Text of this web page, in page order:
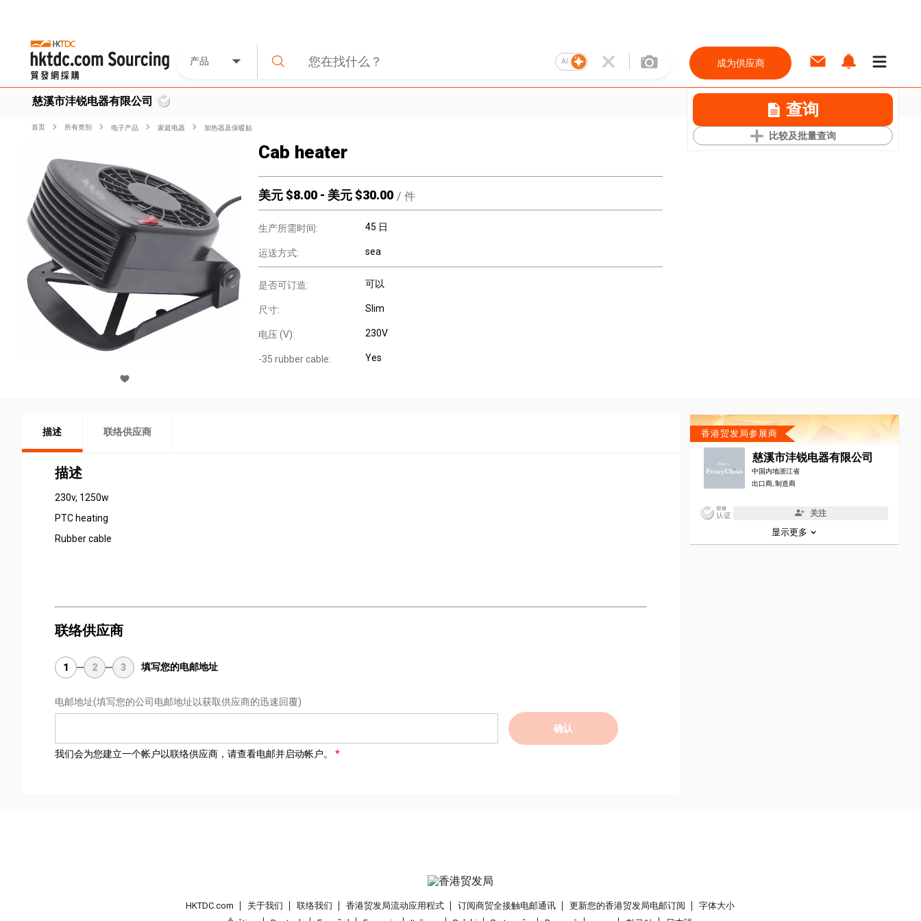
产品 AI 成为供应商
慈溪市沣锐电器有限公司 查询
比较及批量查询
首页 所有类別 电子产品 家庭电器 加热器及保暖贴
Cab heater
美元 $8.00 - 美元 $30.00 / 件
生产所需时间: 45 日
运送方式: sea
是否可订造: 可以
尺寸: Slim
电压 (V): 230V
-35 rubber cable: Yes
描述 联络供应商
描述
230v, 1250w
PTC heating
Rubber cable
联络供应商
1 2 3 填写您的电邮地址
电邮地址(填写您的公司电邮地址以获取供应商的迅速回覆)
确认
我们会为您建立一个帐户以联络供应商，请查看电邮并启动帐户。
香港贸发局参展商
慈溪市沣锐电器有限公司
中国内地浙江省
出口商, 制造商
关注
显示更多
HKTDC.com 关于我们 联络我们 香港贸发局流动应用程式 订阅商贸全接触电邮通讯 更新您的香港贸发局电邮订阅
字体大小